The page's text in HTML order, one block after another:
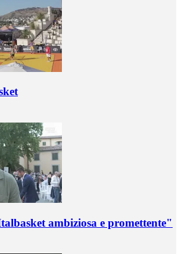
ambiziosa e promettente"